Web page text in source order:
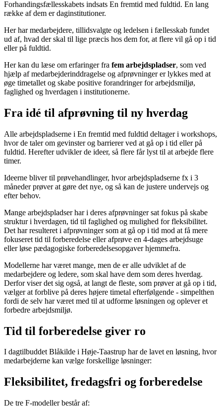
Forhandingsfællesskabets indsats En fremtid med fuldtid. En lang
række af dem er daginstitutioner.
Her har medarbejdere, tillidsvalgte og ledelsen i fællesskab fundet
ud af, hvad der skal til lige præcis hos dem for, at flere vil gå op i tid
eller på fuldtid.
Her kan du læse om erfaringer fra fem arbejdspladser, som ved
hjælp af medarbejderinddragelse og afprøvninger er lykkes med at
øge timetallet og skabe positive forandringer for arbejdsmiljø,
faglighed og hverdagen i institutionerne.
Fra idé til afprøvning til ny hverdag
Alle arbejdspladserne i En fremtid med fuldtid deltager i workshops,
hvor de taler om gevinster og barrierer ved at gå op i tid eller på
fuldtid. Herefter udvikler de ideer, så flere får lyst til at arbejde flere
timer.
Ideerne bliver til prøvehandlinger, hvor arbejdspladserne fx i 3
måneder prøver at gøre det nye, og så kan de justere undervejs og
efter behov.
Mange arbejdspladser har i deres afprøvninger sat fokus på skabe
struktur i hverdagen, tid til faglighed og mulighed for fleksibilitet.
Det har resulteret i afprøvninger som at gå op i tid mod at få mere
fokuseret tid til forberedelse eller afprøve en 4-dages arbejdsuge
eller løse pædagogiske forberedelsesopgaver hjemmefra.
Modellerne har været mange, men de er alle udviklet af de
medarbejdere og ledere, som skal have dem som deres hverdag.
Derfor viser det sig også, at langt de fleste, som prøver at gå op i tid,
vælger at forblive på deres højere timetal efterfølgende - simpelthen
fordi de selv har været med til at udforme løsningen og oplever et
forbedre arbejdsmiljø.
Tid til forberedelse giver ro
I dagtilbuddet Blåkilde i Høje-Taastrup har de lavet en løsning, hvor
medarbejderne kan vælge forskellige løsninger:
Fleksibilitet, fredagsfri og forberedelse
De tre F-modeller består af: